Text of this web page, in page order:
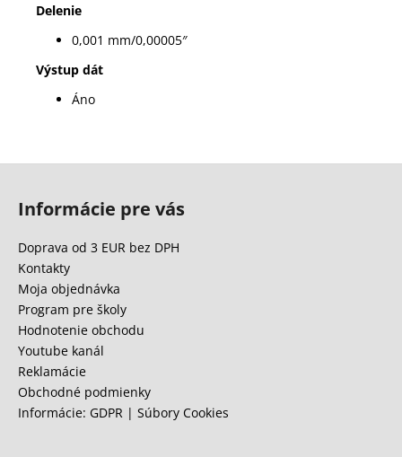
Delenie
0,001 mm/0,00005″
Výstup dát
Áno
Informácie pre vás
Doprava od 3 EUR bez DPH
Kontakty
Moja objednávka
Program pre školy
Hodnotenie obchodu
Youtube kanál
Reklamácie
Obchodné podmienky
Informácie: GDPR | Súbory Cookies